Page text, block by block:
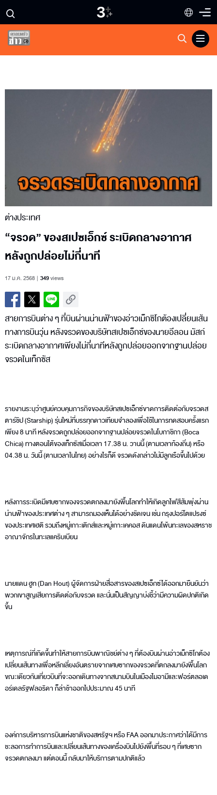
ต่างประเทศ
“จรวด” ของสเปซเอ็กซ์ ระเบิดกลางอากาศ
หลังถูกปล่อยไม่กี่นาที
17 ม.ค. 2568 349views
สายการบินต่าง ๆ ที่บินผ่านน่านฟ้าของอ่าวเม็กซิโกต้องเปลี่ยนเส้น
ทางการบินวุ่น หลังจรวดของบริษัทสเปซเอ็กซ์ของนายอีลอน มัสก์
ระเบิดกลางอากาศเพียงไม่กี่นาทีหลังถูกปล่อยออกจากฐานปล่อย
จรวดในเท็กซัส
รายงานระบุว่าศูนย์ควบคุมภารกิจของบริษัทสเปซเอ็กซ์ขาดการติดต่อกับจรวดส
ตาร์ชิป (Starship) รุ่นใหม่ที่บรรทุกดาวเทียมจำลองเพื่อใช้ในการทดสอบครั้งแรก
เพียง 8 นาที หลังจรวดถูกปล่อยออกจากฐานปล่อยจรวดในโบกาชิกา (Boca
Chica) ทางตอนใต้ของเท็กซัสเมื่อเวลา 17.38 น. วานนี้ (ตามเวลาท้องถิ่น) หรือ
04.38 น. วันนี้ (ตามเวลาในไทย) อย่างไรก็ดี จรวดดังกล่าวไม่มีลูกเรือขึ้นไปด้วย
หลังการระเบิดมีเศษซากของจรวดตกลงมายังพื้นโลกทำให้เกิดลูกไฟสีส้มพุ่งผ่าน
น่านฟ้าของประเทศต่าง ๆ สามารถมองเห็นได้อย่างชัดเจน เช่น กรุงปอร์โตแปรงซ์
ของประเทศเฮติ รวมถึงหมู่เกาะเติกส์และหมู่เกาะเคคอส ดินแดนโพ้นทะเลของสหราช
อาณาจักรในทะเลแคริบเบียน
นายแดน ฮูท (Dan Hout) ผู้จัดการฝ่ายสื่อสารของสเปซเอ็กซ์ได้ออกมายืนยันว่า
พวกเขาสูญเสียการติดต่อกับจรวด และนั่นเป็นสัญญาบ่งชี้ว่ามีความผิดปกติเกิด
ขึ้น
เหตุการณ์ที่เกิดขึ้นทำให้สายการบินพาณิชย์ต่าง ๆ ที่ต้องบินผ่านอ่าวเม็กซิโกต้อง
เปลี่ยนเส้นทางเพื่อหลีกเลี่ยงอันตรายจากเศษซากของจรวดที่ตกลงมายังพื้นโลก
ขณะเดียวกันเที่ยวบินที่จะออกเดินทางจากสนามบินในเมืองไมอามีและฟอร์ตลอเด
อร์เดลรัฐฟลอริดา ก็ล่าช้าออกไปประมาณ 45 นาที
องค์การบริหารการบินแห่งชาติของสหรัฐฯ หรือ FAA ออกมาประกาศว่าได้มีการ
ชะลอการทำการบินและเปลี่ยนเส้นทางของเครื่องบินไปยังพื้นที่รอบ ๆ ที่เศษซาก
จรวดตกลงมา แต่ตอนนี้ กลับมาให้บริการตามปกติแล้ว